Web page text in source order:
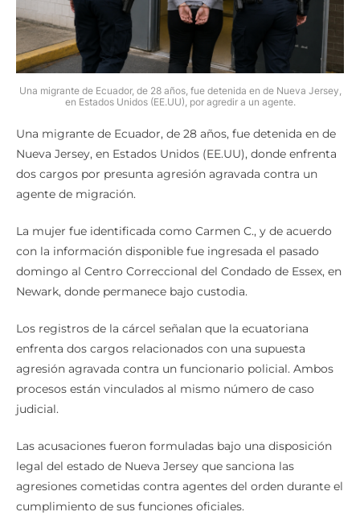
Una migrante de Ecuador, de 28 años, fue detenida en de Nueva Jersey,
en Estados Unidos (EE.UU), por agredir a un agente.
Una migrante de Ecuador, de 28 años, fue detenida en de
Nueva Jersey, en Estados Unidos (EE.UU), donde enfrenta
dos cargos por presunta agresión agravada contra un
agente de migración.
La mujer fue identificada como Carmen C., y de acuerdo
con la información disponible fue ingresada el pasado
domingo al Centro Correccional del Condado de Essex, en
Newark, donde permanece bajo custodia.
Los registros de la cárcel señalan que la ecuatoriana
enfrenta dos cargos relacionados con una supuesta
agresión agravada contra un funcionario policial. Ambos
procesos están vinculados al mismo número de caso
judicial.
Las acusaciones fueron formuladas bajo una disposición
legal del estado de Nueva Jersey que sanciona las
agresiones cometidas contra agentes del orden durante el
cumplimiento de sus funciones oficiales.